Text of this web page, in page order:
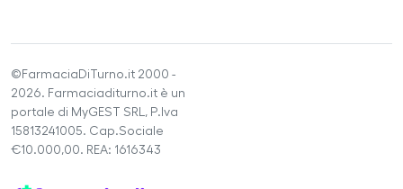
©FarmaciaDiTurno.it 2000 -
2026. Farmaciaditurno.it è un
portale di MyGEST SRL, P.Iva
15813241005. Cap.Sociale
€10.000,00. REA: 1616343